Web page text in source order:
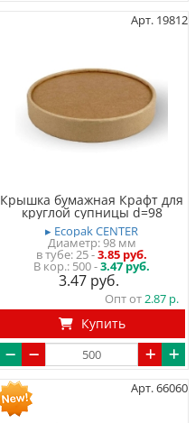
Арт. 19812
Крышка бумажная Крафт для
круглой супницы d=98
▸ Ecopak CENTER
Диаметр: 98 мм
в тубе 25-3.85 руб.
500 -3.47 руб.
3.47
Опт от2.87
Купить
Арт. 66060